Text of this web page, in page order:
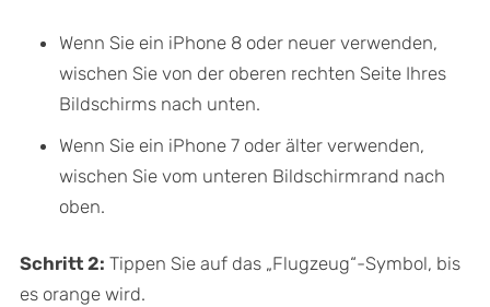
Wenn Sie ein iPhone 8 oder neuer verwenden,
wischen Sie von der oberen rechten Seite Ihres
Bildschirms nach unten.
Wenn Sie ein iPhone 7 oder älter verwenden,
wischen Sie vom unteren Bildschirmrand nach
oben.
Schritt 2: Tippen Sie auf das „Flugzeug“-Symbol, bis
es orange wird.